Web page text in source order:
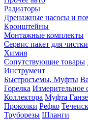
Радиаторы
Дренажные насосы и
Кронштейны
Монтажные комплекты
Сервис пакет для
Химия
Сопутствующие товары
Инструмент
Быстросъемы, Муфты
Горелка Измерительное
Коллектора Муфта
Проколки Рефко
Труборезы Шланги